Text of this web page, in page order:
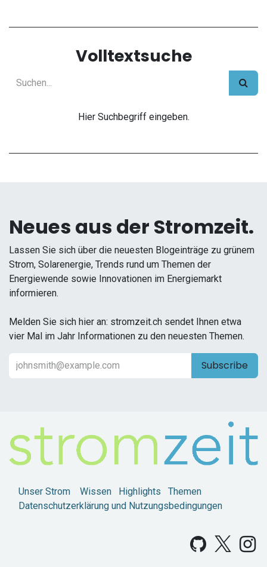
Volltextsuche
Hier Suchbegriff eingeben.
Neues aus der Stromzeit.
Lassen Sie sich über die neuesten Blogeinträge zu grünem
Strom, Solarenergie, Trends rund um Themen der
Energiewende sowie Innovationen im Energiemarkt
informieren.
Melden Sie sich hier an: stromzeit.ch sendet Ihnen etwa
vier Mal im Jahr Informationen zu den neuesten Themen.
Subscribe
Unser Strom Wissen Highlights
Themen
Datenschutzerklärung und Nutzungsbedingungen